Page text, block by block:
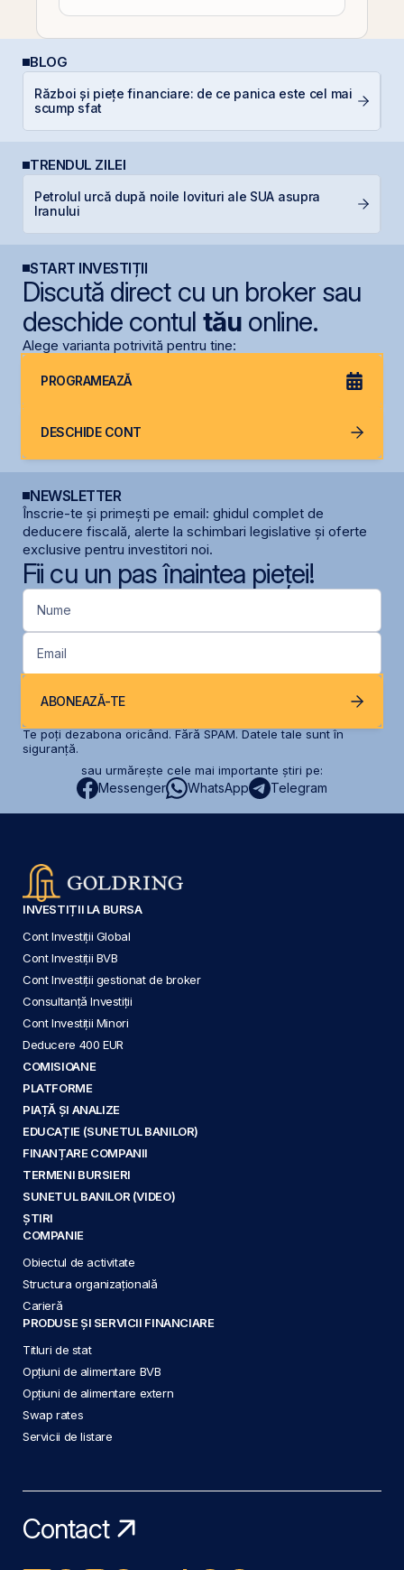
BLOG
Război și piețe financiare: de ce panica este cel mai
scump sfat
TRENDUL ZILEI
Petrolul urcă după noile lovituri ale SUA asupra
Iranului
START INVESTIȚII
Discută direct cu un broker sau
deschide contul tăuonline.
Alege varianta potrivită pentru tine:
PROGRAMEAZĂ
DESCHIDE CONT
NEWSLETTER
Înscrie-te și primești pe email: ghidul complet de
deducere fiscală, alerte la schimbari legislative și oferte
exclusive pentru investitori noi.
Fii cu un pas înaintea pieței!
Nume
Email
ABONEAZĂ-TE
Te poți dezabona oricând. Fără SPAM. Datele tale sunt în
siguranță.
sau urmărește cele mai importante știri pe:
Messenger WhatsApp Telegram
INVESTIȚII LA BURSA
Cont Investiții Global
Cont Investiții BVB
Cont Investiții gestionat de broker
Consultanță Investiții
Cont Investiții Minori
Deducere 400 EUR
COMISIOANE
PLATFORME
PIAȚĂ ȘI ANALIZE
EDUCAȚIE (SUNETUL BANILOR)
FINANȚARE COMPANII
TERMENI BURSIERI
SUNETUL BANILOR (VIDEO)
ȘTIRI
COMPANIE
Obiectul de activitate
Structura organizațională
Carieră
PRODUSE ȘI SERVICII FINANCIARE
Titluri de stat
Opțiuni de alimentare BVB
Opțiuni de alimentare extern
Swap rates
Servicii de listare
Contact